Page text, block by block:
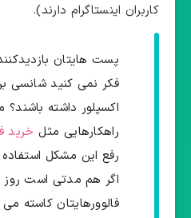
کاربران اینستاگرام دارند).
پست هایتان
فکر نمی کنید شانسی
اکسپلور داشته باشند؟
راهکارهایی مثل خرید
رفع این مشکل استفاده
اگر هم مدتی است روز
فالوورهایتان کاسته